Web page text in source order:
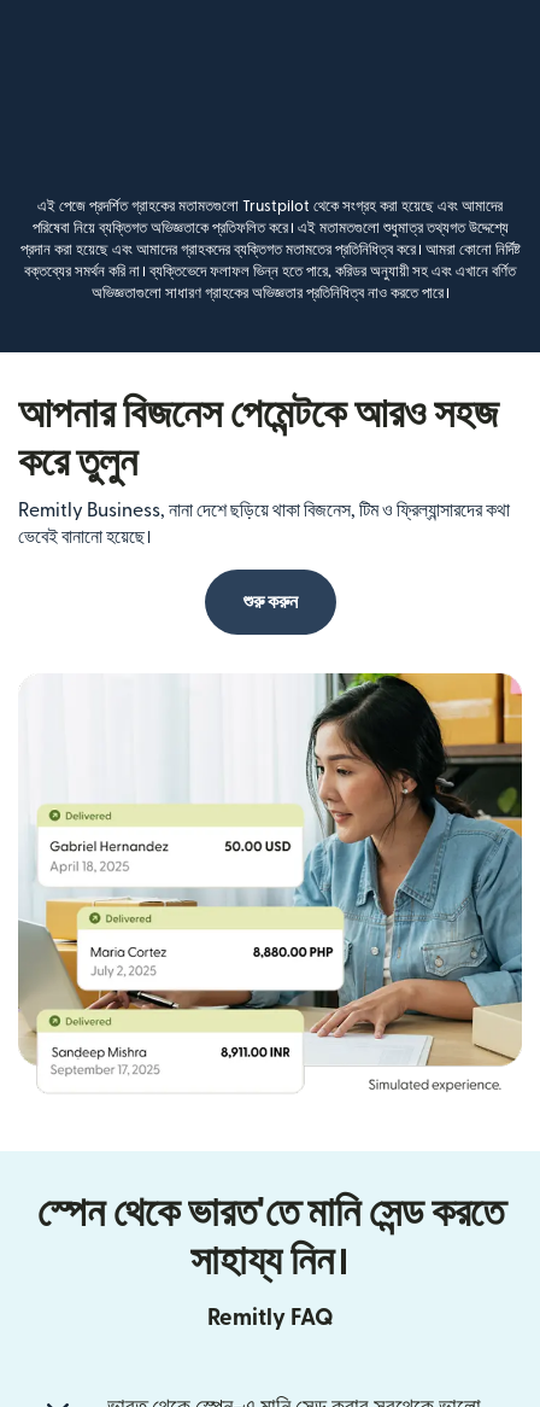
এই পেজে প্রদর্শিত গ্রাহকের মতামতগুলো Trustpilot থেকে সংগ্রহ করা হয়েছে এবং আমাদের
পরিষেবা নিয়ে ব্যক্তিগত অভিজ্ঞতাকে প্রতিফলিত করে। এই মতামতগুলো শুধুমাত্র তথ্যগত উদ্দেশ্যে
প্রদান করা হয়েছে এবং আমাদের গ্রাহকদের ব্যক্তিগত মতামতের প্রতিনিধিত্ব করে। আমরা কোনো নির্দিষ্ট
বক্তব্যের সমর্থন করি না। ব্যক্তিভেদে ফলাফল ভিন্ন হতে পারে, করিডর অনুযায়ী সহ এবং এখানে বর্ণিত
অভিজ্ঞতাগুলো সাধারণ গ্রাহকের অভিজ্ঞতার প্রতিনিধিত্ব নাও করতে পারে।
আপনার বিজনেস পেমেন্টকে আরও সহজ
করে তুলুন
Remitly Business, নানা দেশে ছড়িয়ে থাকা বিজনেস, টিম ও ফ্রিল্যান্সারদের কথা
ভেবেই বানানো হয়েছে।
শুরু করুন
স্পেন থেকে ভারত'তে মানি সেন্ড করতে
সাহায্য নিন।
Remitly FAQ